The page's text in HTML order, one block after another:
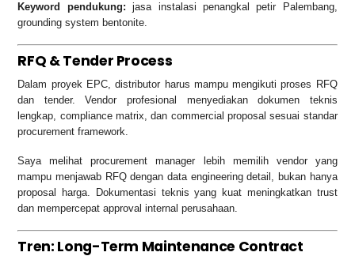
Keyword pendukung: jasa instalasi penangkal petir Palembang,
grounding system bentonite.
RFQ & Tender Process
Dalam proyek EPC, distributor harus mampu mengikuti proses RFQ
dan tender. Vendor profesional menyediakan dokumen teknis
lengkap, compliance matrix, dan commercial proposal sesuai standar
procurement framework.
Saya melihat procurement manager lebih memilih vendor yang
mampu menjawab RFQ dengan data engineering detail, bukan hanya
proposal harga. Dokumentasi teknis yang kuat meningkatkan trust
dan mempercepat approval internal perusahaan.
Tren: Long-Term Maintenance Contract